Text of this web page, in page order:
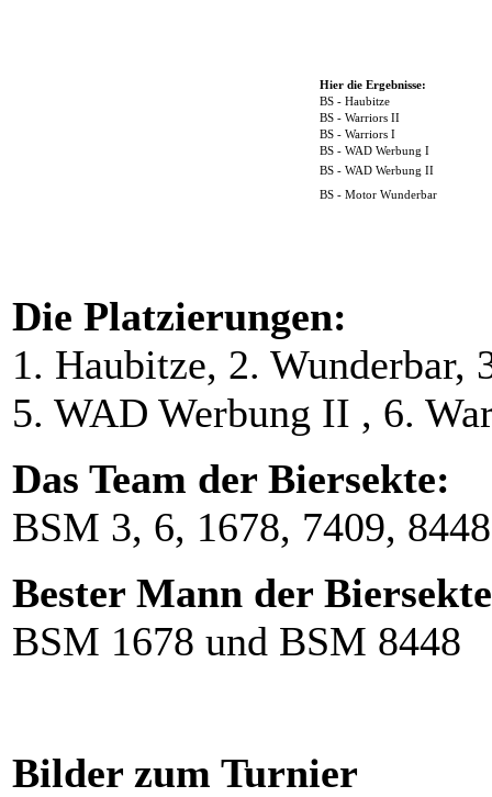
Hier die Ergebnisse:
BS - Haubitze
BS - Warriors II
BS - Warriors I
BS - WAD Werbung I
BS - WAD Werbung II
BS - Motor Wunderbar
Die Platzierungen:
1. Haubitze, 2.
5. WAD Werbung II , 6.
Das Team der Biersekte:
BSM 3, 6, 1678, 7409, 8448
Bester Mann der
BSM 1678 und BSM 8448
Bilder zum Turnier